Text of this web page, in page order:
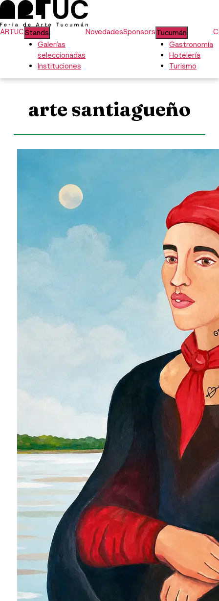
ARTUCStands
Galerías
seleccionadas
Instituciones
NovedadesSponsors Tucumán
Gastronomía
Hotelería
Turismo
arte santiagueño